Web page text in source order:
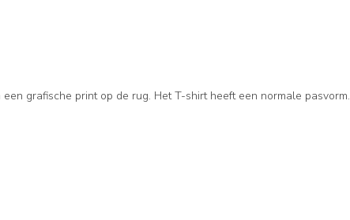
grafische print op de rug. Het T-shirt heeft een normale pasvorm.